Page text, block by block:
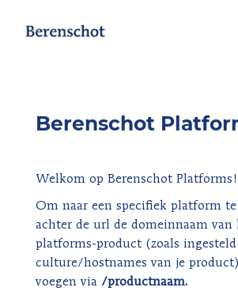
Berenschot
Welkom op Berenschot Platforms!
Om naar een specifiek platform
achter de url de domeinnaam van
platforms-product (zoals
culture/hostnames van je
voegen via /productnaam.